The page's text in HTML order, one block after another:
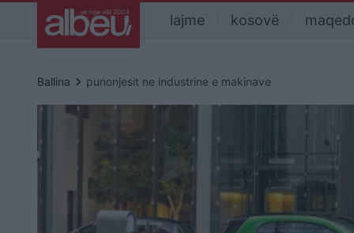
lajme kosovë
Ballina keyboard_arrow_right punonjesit ne industrine e makinave